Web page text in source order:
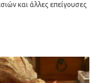
και άλλες επείγουσες